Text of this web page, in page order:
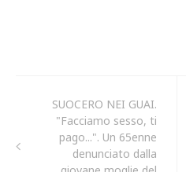
SUOCERO NEI GUAI.
"Facciamo sesso, ti
pago...". Un 65enne
denunciato dalla